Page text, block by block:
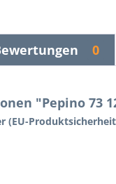
0
"Pepino 73
(EU-